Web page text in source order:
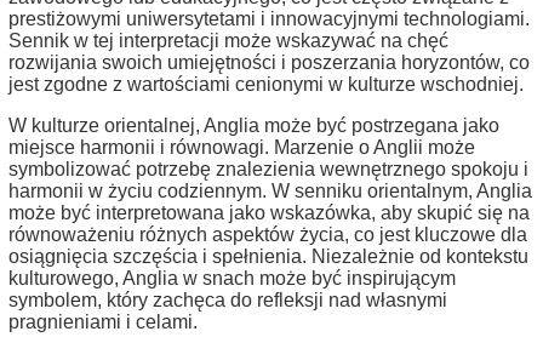
prestiżowymi uniwersytetami i innowacyjnymi technologiami.
Sennik w tej interpretacji może wskazywać na chęć
rozwijania swoich umiejętności i poszerzania horyzontów, co
jest zgodne z wartościami cenionymi w kulturze wschodniej.
W kulturze orientalnej, Anglia może być postrzegana jako
miejsce harmonii i równowagi. Marzenie o Anglii może
symbolizować potrzebę znalezienia wewnętrznego spokoju i
harmonii w życiu codziennym. W senniku orientalnym, Anglia
może być interpretowana jako wskazówka, aby skupić się na
równoważeniu różnych aspektów życia, co jest kluczowe dla
osiągnięcia szczęścia i spełnienia. Niezależnie od kontekstu
kulturowego, Anglia w snach może być inspirującym
symbolem, który zachęca do refleksji nad własnymi
pragnieniami i celami.